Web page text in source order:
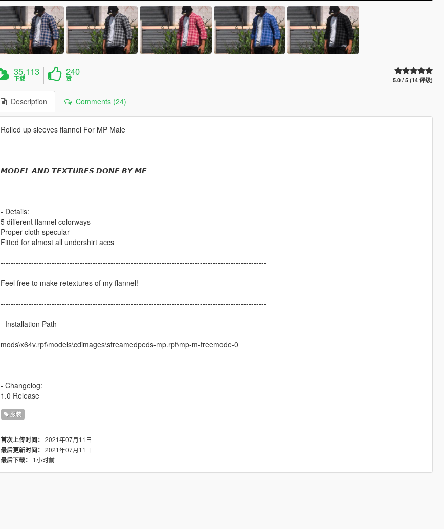
35,113
下载
240
赞 5.0 / 5 (14 评级)
Description Comments (24)
Rolled up sleeves flannel For MP Male
--------------------------------------------------------------------------------------------------------
𝙈𝙊𝘿𝙀𝙇 𝘼𝙉𝘿 𝙏𝙀𝙓𝙏𝙐𝙍𝙀𝙎 𝘿𝙊𝙉𝙀 𝘽𝙔 𝙈𝙀
--------------------------------------------------------------------------------------------------------
- Details:
5 different flannel colorways
Proper cloth specular
Fitted for almost all undershirt accs
--------------------------------------------------------------------------------------------------------
Feel free to make retextures of my flannel!
--------------------------------------------------------------------------------------------------------
- Installation Path
mods\x64v.rpf\models\cdimages\streamedpeds-mp.rpf\mp-m-freemode-0
--------------------------------------------------------------------------------------------------------
- Changelog:
1.0 Release
服装
首次上传时间： 2021年07月11日
最后更新时间： 2021年07月11日
最后下载：
1小时前